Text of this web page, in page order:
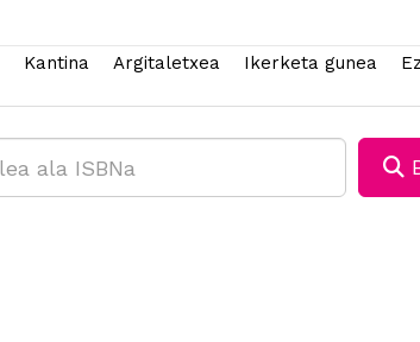
Kantina Argitaletxea Ikerketa gunea